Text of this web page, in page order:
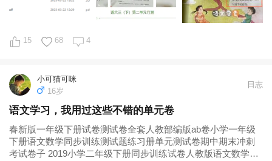
15 68 4
小可猫可咪
16岁
日志
语文学习，我用过这些不错的单元卷
春新版一年级下册试卷测试卷全套人教部编版ab卷小学一年级
下册语文数学同步训练测试题练习册单元测试卷期中期末冲刺
考试卷子 2019小学二年级下册同步训练试卷人教版语文数学书